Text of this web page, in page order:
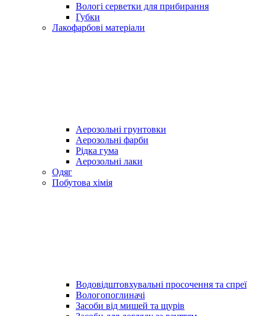
Вологі серветки для прибирання
Губки
Лакофарбові матеріали
Аерозольні грунтовки
Аерозольні фарби
Рідка гума
Аерозольні лаки
Одяг
Побутова хімія
Водовідштовхувальні просочення та спреї
Вологопоглиначі
Засоби від мишей та щурів